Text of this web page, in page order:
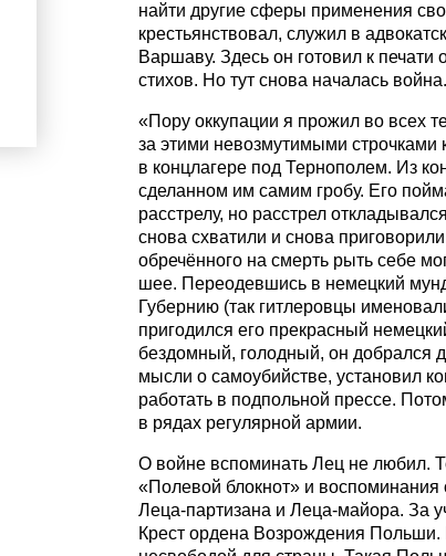
найти другие сферы применения
крестьянствовал, служил в
Варшаву. Здесь он готовил к
стихов. Но тут снова началась война.
«Пору оккупации я прожил во всех
за этими невозмутимыми
в концлагере под Тернополем. Из
сделанном им самим гробу. Его
расстрелу, но расстрел
снова схватили и снова
обречённого на смерть рыть себе
шее. Переодевшись в немецкий
Губернию (так гитлеровцы
пригодился его прекрасный
бездомный, голодный, он
мысли о самоубийстве, установил
работать в подпольной прессе.
в рядах регулярной армии.
О войне вспоминать Лец не любил.
«Полевой блокнот» и воспоминания
Леца-партизана и Леца-майора. За
Крест ордена Возрождения